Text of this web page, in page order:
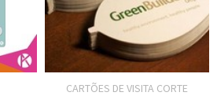
CARTÕES DE VISITA CORTE